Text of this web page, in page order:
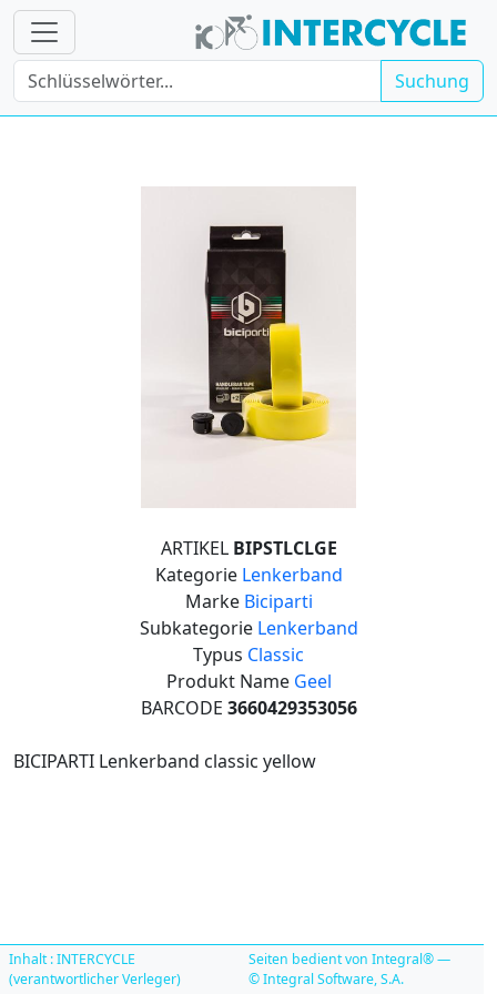
Suchung
ARTIKEL BIPSTLCLGE
Kategorie Lenkerband
Marke Biciparti
Subkategorie Lenkerband
Typus Classic
Produkt Name Geel
BARCODE 3660429353056
BICIPARTI Lenkerband classic yellow
Inhalt : INTERCYCLE
(verantwortlicher Verleger)
Seiten bedient von Integral® —
© Integral Software, S.A.